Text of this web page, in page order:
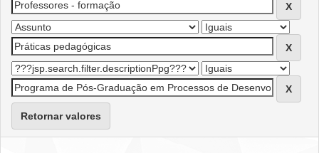
Retornar valores